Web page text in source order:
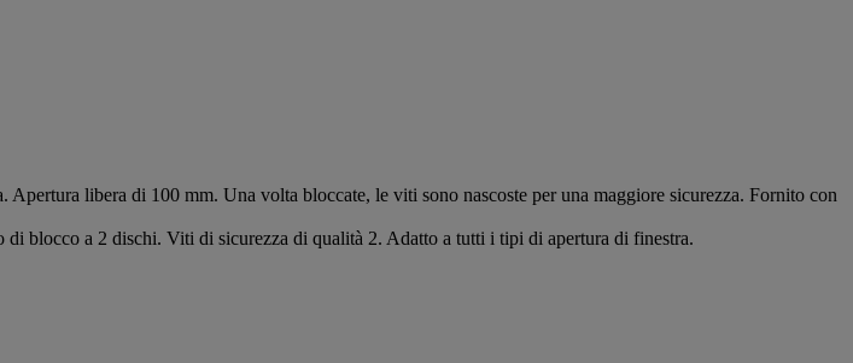
libera di 100 mm. Una volta bloccate, le viti sono nascoste per una maggiore sicurezza. Fornito con
blocco a 2 dischi. Viti di sicurezza di qualità 2. Adatto a tutti i tipi di apertura di finestra.